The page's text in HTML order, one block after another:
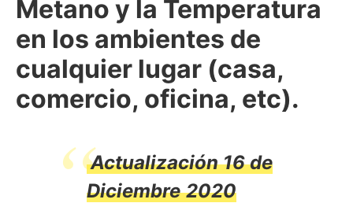
Metano y la Temperatura
en los ambientes de
cualquier lugar (casa,
comercio, oficina, etc).
Actualización 16 de
Diciembre 2020